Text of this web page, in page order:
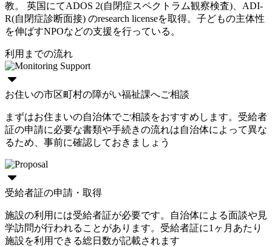
教。 英国にてADOS 2(自閉症スペクトラム観察検査)、ADI-
R(自閉症診断面接) のresearch licenseを取得。子どもの主体性
を伸ばすNPOなどの支援を行っている。
利用までの流れ
お住いの市区町村の障がい福祉課へご相談
まずはお住まいの自治体でご相談をおすすめします。受給者
証の申請に必要な書類や手続きの流れは自治体によって異な
るため、事前に確認しておきましょう
受給者証の申請・取得
施設の利用には受給者証が必要です。自治体による面談や見
学訪問が行われることがあります。受給者証に1ヶ月あたり
施設を利用できる総日数が記載されます